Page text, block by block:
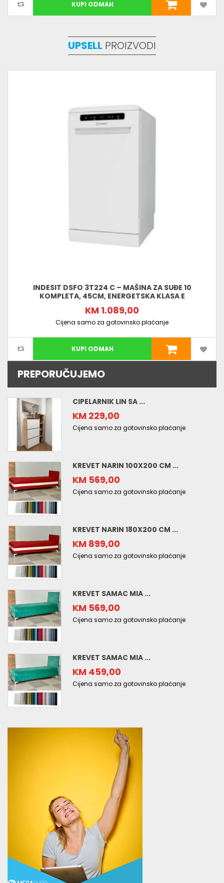
KUPI ODMAH
UPSELL PROIZVODI
INDESIT DSFO 3T224 C – MAŠINA ZA SUĐE 10
KOMPLETA, 45CM, ENERGETSKA KLASA E
KM 1.089,00
Cijena samo za gotovinsko plaćanje
KUPI ODMAH
PREPORUČUJEMO
CIPELARNIK LIN SA ...
KM 229,00
Cijena samo za gotovinsko plaćanje
KREVET NARIN 100X200 CM ...
KM 569,00
Cijena samo za gotovinsko plaćanje
KREVET NARIN 180X200 CM ...
KM 899,00
Cijena samo za gotovinsko plaćanje
KREVET SAMAC MIA ...
KM 569,00
Cijena samo za gotovinsko plaćanje
KREVET SAMAC MIA ...
KM 459,00
Cijena samo za gotovinsko plaćanje